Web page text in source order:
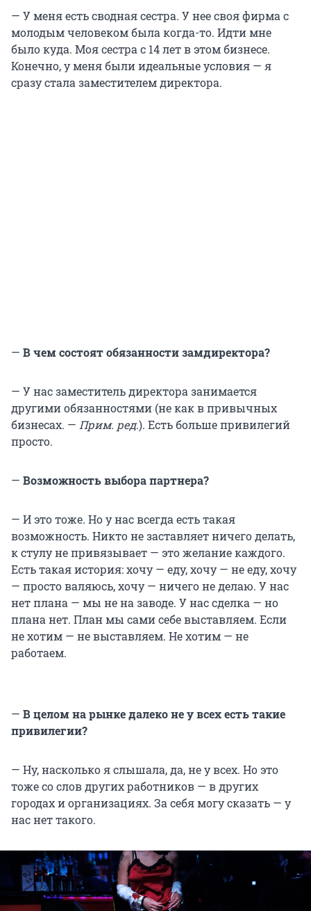
— У меня есть сводная сестра. У нее своя фирма с
молодым человеком была когда-то. Идти мне
было куда. Моя сестра с 14 лет в этом бизнесе.
Конечно, у меня были идеальные условия — я
сразу стала заместителем директора.
— В чем состоят обязанности замдиректора?
— У нас заместитель директора занимается
другими обязанностями (не как в привычных
бизнесах. — Прим. ред.). Есть больше привилегий
просто.
— Возможность выбора партнера?
— И это тоже. Но у нас всегда есть такая
возможность. Никто не заставляет ничего делать,
к стулу не привязывает — это желание каждого.
Есть такая история: хочу — еду, хочу — не еду, хочу
— просто валяюсь, хочу — ничего не делаю. У нас
нет плана — мы не на заводе. У нас сделка — но
плана нет. План мы сами себе выставляем. Если
не хотим — не выставляем. Не хотим — не
работаем.
— В целом на рынке далеко не у всех есть такие
привилегии?
— Ну, насколько я слышала, да, не у всех. Но это
тоже со слов других работников — в других
городах и организациях. За себя могу сказать — у
нас нет такого.